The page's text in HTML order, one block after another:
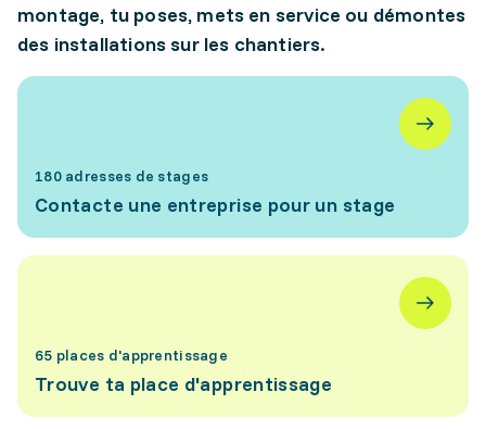
montage, tu poses, mets en service ou démontes
des installations sur les chantiers.
180 adresses de stages
Contacte une entreprise pour un stage
65 places d'apprentissage
Trouve ta place d'apprentissage